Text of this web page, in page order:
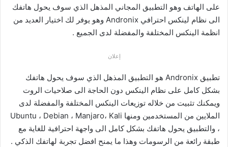
على الهاتف وهو التطبيق المجاني المذهل الذي سوف يحول هاتفك
الى نظام لينكس احترافي Andronix وهو يوفر لك اختيار العديد من
انظمة الينكس المختلفة والمفضلة لدى الجميع .
إعلان
تطبيق Andronix هو التطبيق المذهل الذي سوف يحول هاتفك
بشكل كامل على نظام الينكس دون الحاجة الى صلاحيات الروت
ويمكنك تثبيت من خلاله توزيعات الينكس المختلفة والمفضلة لدى
الملايين من المستخدمين ومنها Ubuntu ، Debian ، Manjaro، Kali
، والتطبيق يحول هاتفك بشكل كامل الى واجهة احترافية للغاية مع
طبقة رائعة من الرسومات وهذا ما يمنح افضل تجربة لهاتفك الذكي .